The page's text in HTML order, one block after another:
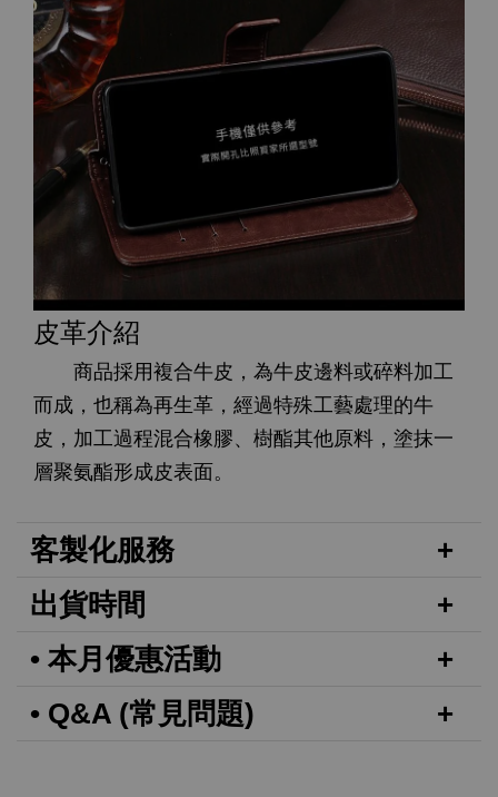
皮革介紹
商品採用複合牛皮，為牛皮邊料或碎料加工
而成，也稱為再生革，經過特殊工藝處理的牛
皮，加工過程混合橡膠、樹酯其他原料，塗抹一
層聚氨酯形成皮表面。
客製化服務
出貨時間
• 本月優惠活動
• Q&A (常見問題)